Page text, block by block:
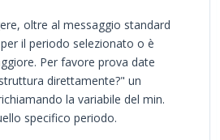
oltre al messaggio standard
il periodo selezionato o è
Per favore prova date
direttamente?" un
la variabile del min.
specifico periodo.